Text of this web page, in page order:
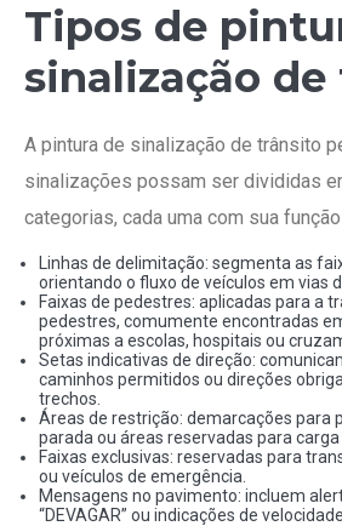
Tipos de
sinalização
A pintura de sinalização de trânsito
sinalizações possam ser divididas
categorias, cada uma com sua
Linhas de delimitação: segmenta as
orientando o fluxo de veículos em vias
Faixas de pedestres: aplicadas para a
pedestres, comumente encontradas
próximas a escolas, hospitais ou
Setas indicativas de direção:
caminhos permitidos ou direções
trechos.
Áreas de restrição: demarcações para
parada ou áreas reservadas para carga
Faixas exclusivas: reservadas para
ou veículos de emergência.
Mensagens no pavimento: incluem
“DEVAGAR” ou indicações de velocidade.